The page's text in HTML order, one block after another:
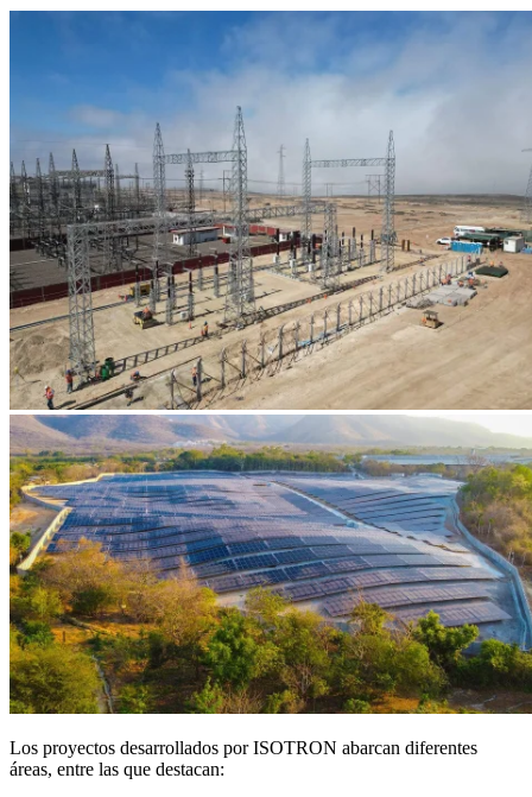
Los proyectos desarrollados por ISOTRON abarcan diferentes
áreas, entre las que destacan: